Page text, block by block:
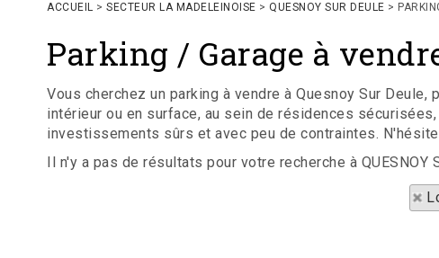
ACCUEIL > SECTEUR LA MADELEINOISE > QUESNOY SUR DEULE >
Parking / Garage à
Vous cherchez un parking à vendre à Quesnoy Sur
intérieur ou en surface, au sein de résidences
investissements sûrs et avec peu de contraintes.
Il n'y a pas de résultats pour votre recherche à